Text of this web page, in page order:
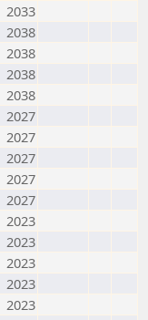
2033
2038
2038
2038
2038
2027
2027
2027
2027
2027
2023
2023
2023
2023
2023